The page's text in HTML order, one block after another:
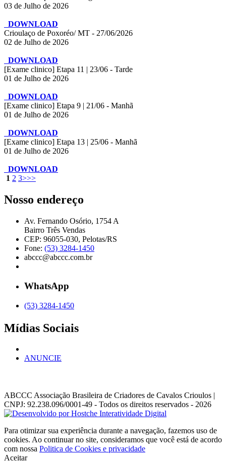
03 de Julho de 2026
DOWNLOAD
Crioulaço de Poxoréo/ MT - 27/06/2026
02 de Julho de 2026
DOWNLOAD
[Exame clinico] Etapa 11 | 23/06 - Tarde
01 de Julho de 2026
DOWNLOAD
[Exame clinico] Etapa 9 | 21/06 - Manhã
01 de Julho de 2026
DOWNLOAD
[Exame clinico] Etapa 13 | 25/06 - Manhã
01 de Julho de 2026
DOWNLOAD
1 2 3>>>
Nosso endereço
Av. Fernando Osório, 1754 A
Bairro Três Vendas
CEP: 96055-030, Pelotas/RS
Fone: (53) 3284-1450
abccc@abccc.com.br
WhatsApp
(53) 3284-1450
Mídias Sociais
ANUNCIE
ABCCC Associação Brasileira de Criadores de Cavalos Crioulos |
CNPJ: 92.238.096/0001-49 - Todos os direitos reservados - 2026
Para otimizar sua experiência durante a navegação, fazemos uso de
cookies. Ao continuar no site, consideramos que você está de acordo
com nossa Politica de Cookies e privacidade
Aceitar